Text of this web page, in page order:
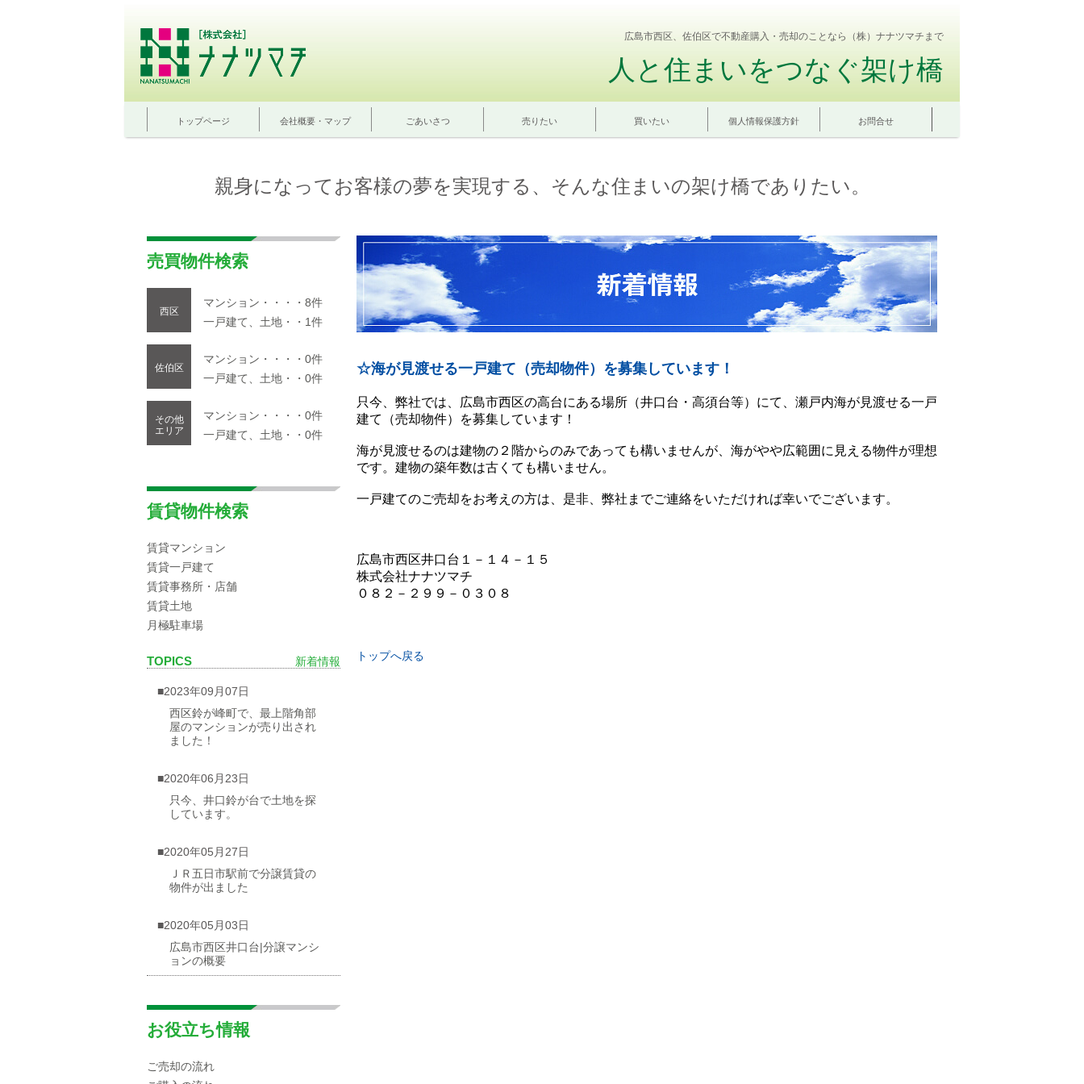
広島市西区、佐伯区で不動産購入・売却のことなら（株）ナナツマチまで
人と住まいをつなぐ架け橋
トップページ 会社概要・マップ ごあいさつ 売りたい 買いたい 個人情報保護方針 お問合せ
親身になってお客様の夢を実現する、そんな住まいの架け橋でありたい。
売買物件検索
西区
マンション・・・・8件
一戸建て、土地・・1件
佐伯区
マンション・・・・0件
一戸建て、土地・・0件
その他
エリア
マンション・・・・0件
一戸建て、土地・・0件
賃貸物件検索
賃貸マンション
賃貸一戸建て
賃貸事務所・店舗
賃貸土地
月極駐車場
TOPICS 新着情報
■2023年09月07日
西区鈴が峰町で、最上階角部
屋のマンションが売り出され
ました！
■2020年06月23日
只今、井口鈴が台で土地を探
しています。
■2020年05月27日
ＪＲ五日市駅前で分譲賃貸の
物件が出ました
■2020年05月03日
広島市西区井口台|分譲マンシ
ョンの概要
☆海が見渡せる一戸建て（売
却物件）を募集しています！
■2020年04月10日
お役立ち情報
ご売却の流れ
☆海が見渡せる一戸建て（売却物件）を募集しています！
只今、弊社では、広島市西区の高台にある場所（井口台・高須台等）にて、瀬戸内海が見渡せる一戸
建て（売却物件）を募集しています！
海が見渡せるのは建物の２階からのみであっても構いませんが、海がやや広範囲に見える物件が理想
です。建物の築年数は古くても構いません。
一戸建てのご売却をお考えの方は、是非、弊社までご連絡をいただければ幸いでございます。
広島市西区井口台１－１４－１５
株式会社ナナツマチ
０８２－２９９－０３０８
トップへ戻る